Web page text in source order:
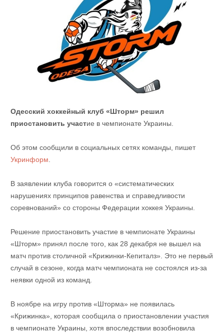
Одесский хоккейный клуб «Шторм» решил
приостановить участие в чемпионате Украины.
Об этом сообщили в социальных сетях команды, пишет
Укринформ
В заявлении клуба говорится о «систематических
нарушениях принципов равенства и справедливости
соревнований» со стороны Федерации хоккея Украины.
Решение приостановить участие в чемпионате Украины
«Шторм» принял после того, как 28 декабря не вышел на
матч против столичной «Крижинки-Кепиталз». Это не первый
случай в сезоне, когда матч чемпионата не состоялся из-за
неявки одной из команд.
В ноябре на игру против «Шторма» не появилась
«Крижинка», которая сообщила о приостановлении участия
в чемпионате Украины, хотя впоследствии возобновила